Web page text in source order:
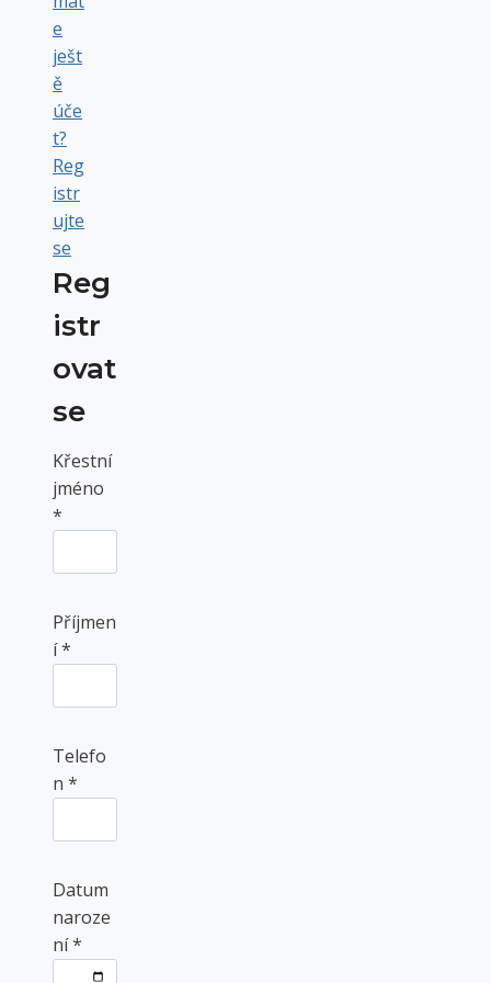
e
ješt
ě
úče
t?
Reg
istr
ujte
se
Reg
istr
ovat
se
Křestní
jméno
*
Příjmen
í*
Telefo
n *
Datum
naroze
ní*